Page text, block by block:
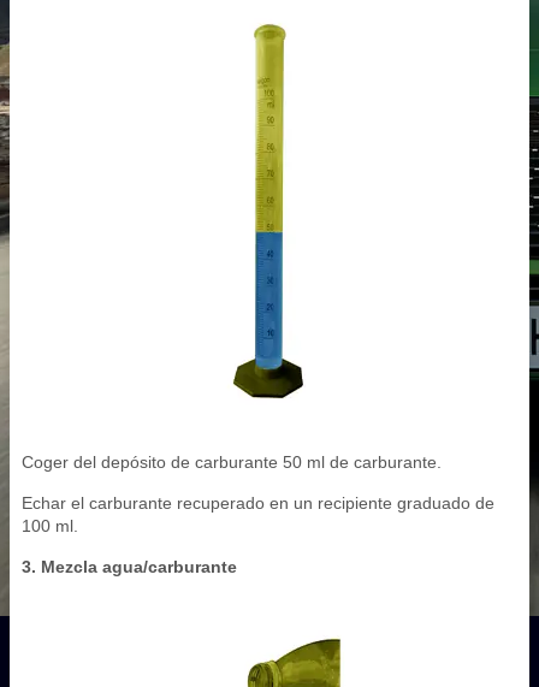
Coger del depósito de carburante 50 ml de carburante.
Echar el carburante recuperado en un recipiente graduado de
100 ml.
3. Mezcla agua/carburante